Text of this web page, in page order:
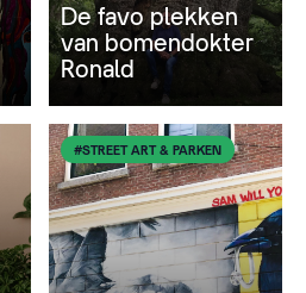
De favo plekken
van bomendokter
Ronald
#STREET ART & PARKEN